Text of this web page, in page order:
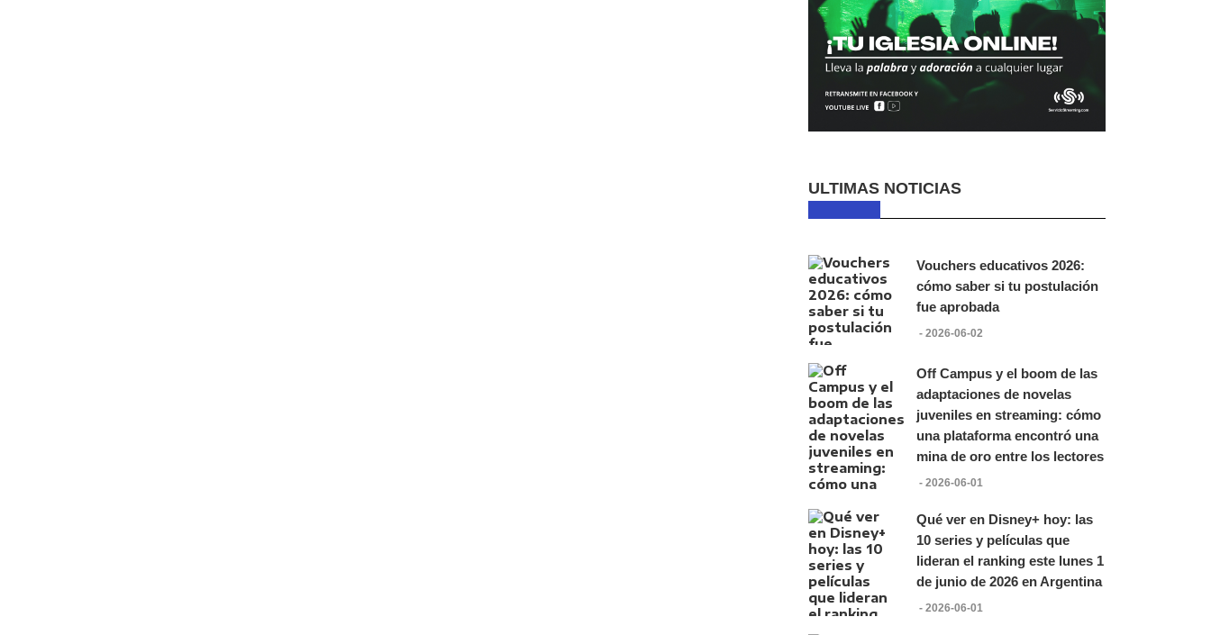
ULTIMAS NOTICIAS
Vouchers educativos 2026:
cómo saber si tu postulación
fue aprobada
- 2026-06-02
Off Campus y el boom de las
adaptaciones de novelas
juveniles en streaming: cómo
una plataforma encontró una
mina de oro entre los lectores
- 2026-06-01
Qué ver en Disney+ hoy: las
10 series y películas que
lideran el ranking este lunes 1
de junio de 2026 en Argentina
- 2026-06-01